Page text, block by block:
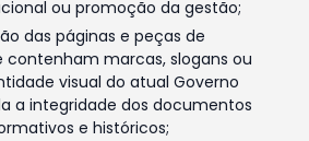
ou promoção da gestão;
das páginas e peças de
marcas, slogans ou
visual do atual Governo
a integridade dos documentos
e históricos;